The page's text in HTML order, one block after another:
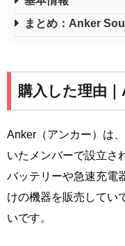
まとめ：Anker
購入した理由
Anker（アンカー）は
いたメンバーで設立さ
バッテリーや急速充電
けの機器を販売してい
いです。